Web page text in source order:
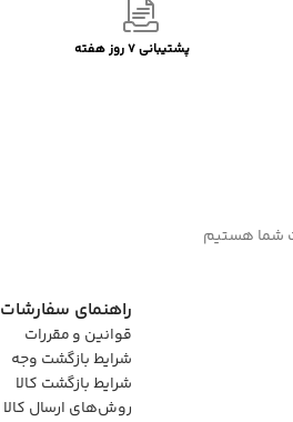
پشتیبانی 7 روز هفته
راهنمای سفارشات
قوانین و مقررات
شرایط بازگشت وجه
شرایط بازگشت کالا
روش‌های ارسال کالا